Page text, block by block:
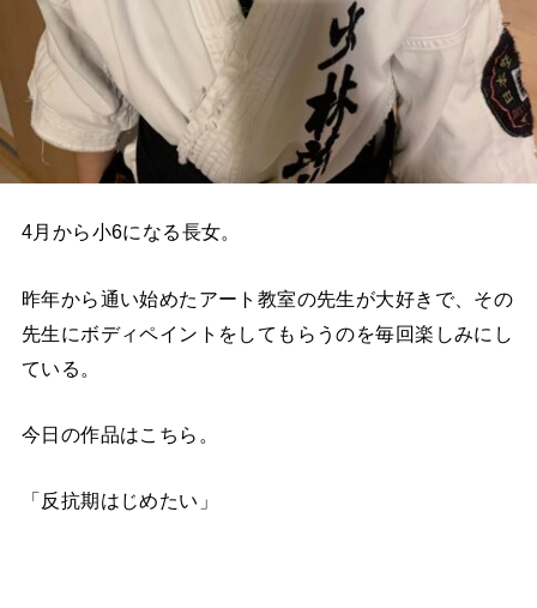
4月から小6になる長女。
昨年から通い始めたアート教室の先生が大好きで、その
先生にボディペイントをしてもらうのを毎回楽しみにし
ている。
今日の作品はこちら。
「反抗期はじめたい」